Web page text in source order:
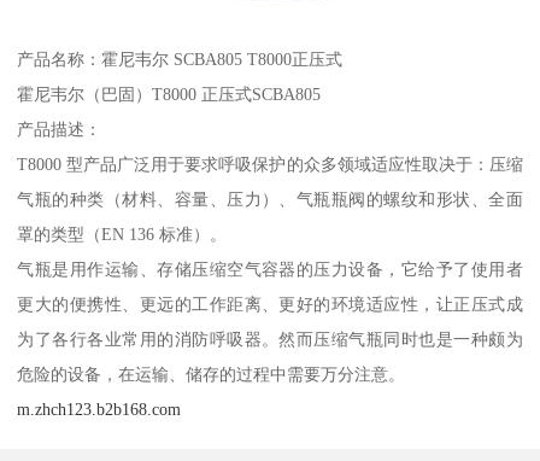
产品名称：霍尼韦尔 SCBA805 T8000正压式
霍尼韦尔（巴固）T8000 正压式SCBA805
产品描述：
T8000 型产品广泛用于要求呼吸保护的众多领域适应性取决于：压缩
气瓶的种类（材料、容量、压力）、气瓶瓶阀的螺纹和形状、全面
罩的类型（EN 136 标准）。
气瓶是用作运输、存储压缩空气容器的压力设备，它给予了使用者
更大的便携性、更远的工作距离、更好的环境适应性，让正压式成
为了各行各业常用的消防呼吸器。然而压缩气瓶同时也是一种颇为
危险的设备，在运输、储存的过程中需要万分注意。
m.zhch123.b2b168.com